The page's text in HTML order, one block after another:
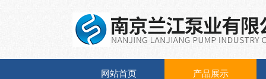
网站首页 产品展示